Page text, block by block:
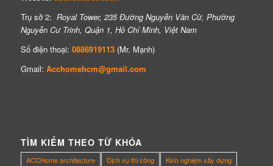
Trụ sở 2: Royal Tower, 235 Đường Nguyễn Văn Cừ, Phường
Nguyễn Cư Trinh, Quận 1, Hồ Chí Minh, Việt Nam
Số điện thoại: 0886919113(Mr. Mạnh)
Gmail: Acchomehcm@gmail.com
TÌM KIẾM THEO TỪ KHÓA
ACCHome architecture Dịch vụ thi công
Kinh nghiệm xây dựng